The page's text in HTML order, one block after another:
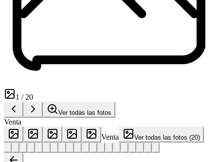
1 /20
Ver todas las fotos
Venta
Venta
Ver todas las fotos (20)